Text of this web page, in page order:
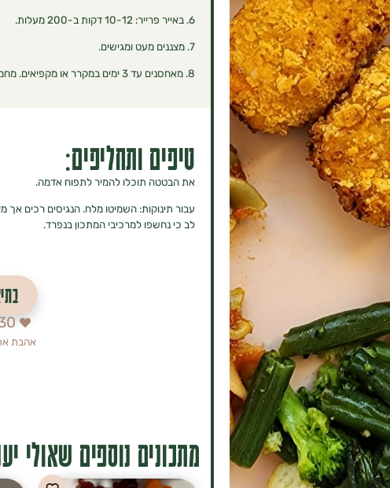
6. באייר פרייר: 10-12 דקות ב-200 מעלות.
7. מצננים מעט ומגישים.
8. מאחסנים עד 3 ימים במקרר או מקפיאים. מחממים מחדש בתנור/אייר פרייר/מיקרוגל עד שהנגיסים מעלים אדים.
טיפים ותחליפים:
את הבטטה תוכלו להמיר לתפוח אדמה.
עבור תינוקות: השמיטו מלח. הנגיסים רכים אך
לב כי נחשפו למרכיבי המתכון בנפרד.
אהבת
מתכונים נוספים שאולי